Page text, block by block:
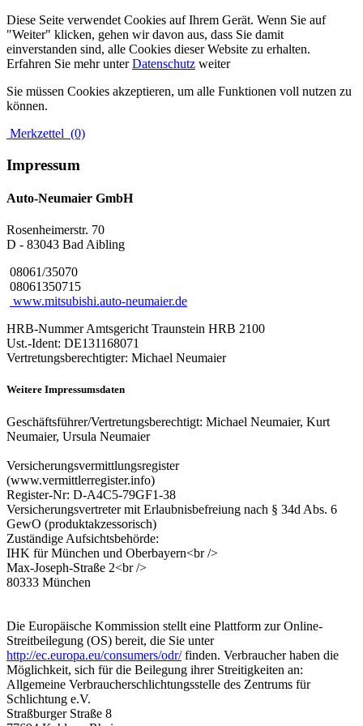
Diese Seite verwendet Cookies auf Ihrem Gerät. Wenn Sie auf
"Weiter" klicken, gehen wir davon aus, dass Sie damit
einverstanden sind, alle Cookies dieser Website zu erhalten.
Erfahren Sie mehr unterDatenschutz weiter
Sie müssen Cookies akzeptieren, um alle Funktionen voll nutzen zu
können.
Merkzettel (0)
Impressum
Auto-Neumaier GmbH
Rosenheimerstr. 70
D - 83043 Bad Aibling
08061/35070
08061350715
www.mitsubishi.auto-neumaier.de
HRB-Nummer Amtsgericht Traunstein HRB 2100
Ust.-Ident: DE131168071
Vertretungsberechtigter: Michael Neumaier
Weitere Impressumsdaten
Geschäftsführer/Vertretungsberechtigt: Michael Neumaier, Kurt
Neumaier, Ursula Neumaier
Versicherungsvermittlungsregister
(www.vermittlerregister.info)
Register-Nr: D-A4C5-79GF1-38
Versicherungsvertreter mit Erlaubnisbefreiung nach § 34d Abs. 6
GewO (produktakzessorisch)
Zuständige Aufsichtsbehörde:
IHK für München und Oberbayern<br />
Max-Joseph-Straße 2<br />
80333 München
Die Europäische Kommission stellt eine Plattform zur Online-
Streitbeilegung (OS) bereit, die Sie unter
http://ec.europa.eu/consumers/odr/finden. Verbraucher haben die
Möglichkeit, sich für die Beilegung ihrer Streitigkeiten an:
Allgemeine Verbraucherschlichtungsstelle des Zentrums für
Schlichtung e.V.
Straßburger Straße 8